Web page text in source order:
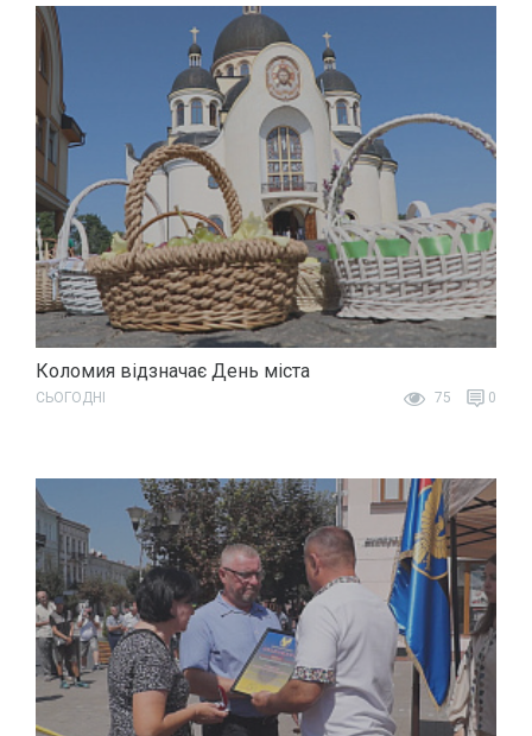
Коломия відзначає День міста
СЬОГОДНІ 75 0